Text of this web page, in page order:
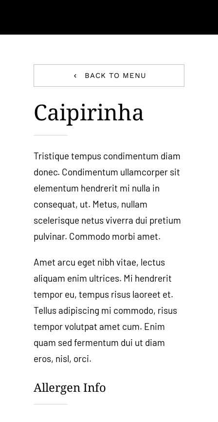
BACK TO MENU
Caipirinha
Tristique tempus condimentum diam
donec. Condimentum ullamcorper sit
elementum hendrerit mi nulla in
consequat, ut. Metus, nullam
scelerisque netus viverra dui pretium
pulvinar. Commodo morbi amet.
Amet arcu eget nibh vitae, lectus
aliquam enim ultrices. Mi hendrerit
tempor eu, tempus risus laoreet et.
Tellus adipiscing mi commodo, risus
tempor volutpat amet cum. Enim
quam sed fermentum dui ut diam
eros, nisl, orci.
Allergen Info